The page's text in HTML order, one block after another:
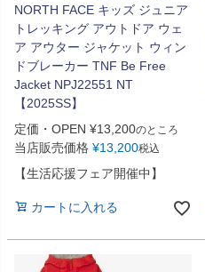
NORTH FACE キッズ ジュニア
トレッキング アウトドア ウェ
ア アウター ジャケット ウィン
ドブレーカー TNF Be Free
Jacket NPJ22551 NT
【2025SS】
定価・OPEN ¥13,200のところ
当店販売価格 ¥13,200税込
【生活応援フェア開催中】
カートに入れる